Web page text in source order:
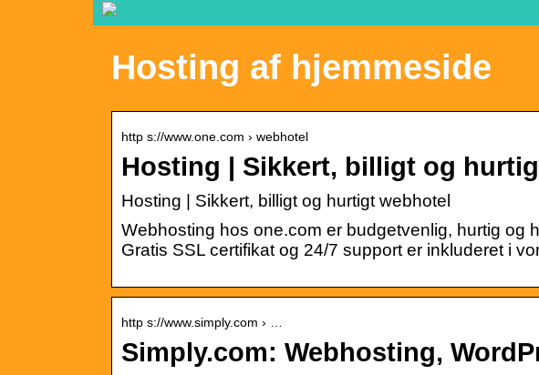
Hosting af hjemmeside
http s://www.one.com › webhotel
Hosting | Sikkert, billigt og
Hosting | Sikkert, billigt og hurtigt webhotel
Webhosting hos one.com er budgetvenlig, hurtig og
Gratis SSL certifikat og 24/7 support er inkluderet i
http s://www.simply.com › …
Simply.com: Webhosting,